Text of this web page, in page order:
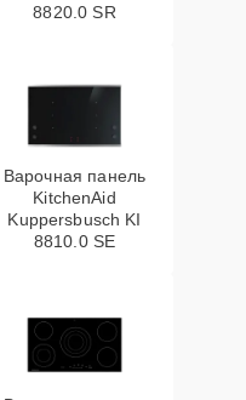
8820.0 SR
Варочная панель
KitchenAid
Kuppersbusch KI
8810.0 SE